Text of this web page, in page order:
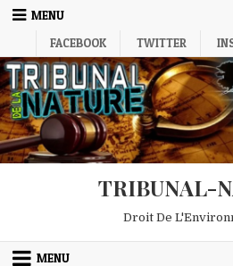
Skip
MENU
FACEBOOK
TWITTER
TRIBUNAL-
Droit De
MENU